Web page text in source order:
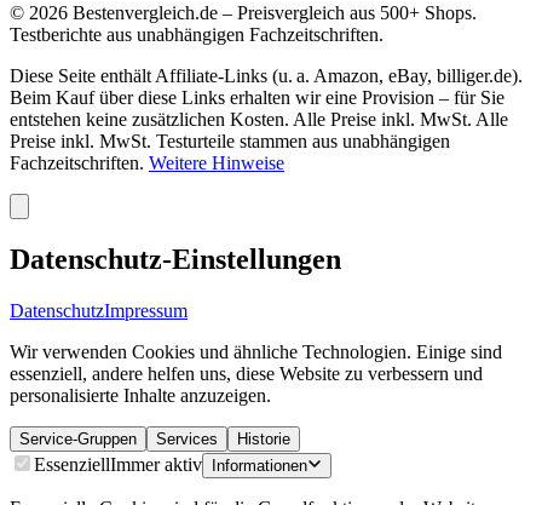
© 2026 Bestenvergleich.de – Preisvergleich aus 500+ Shops.
Testberichte aus unabhängigen Fachzeitschriften.
Diese Seite enthält Affiliate-Links (u. a. Amazon, eBay, billiger.de).
Beim Kauf über diese Links erhalten wir eine Provision – für Sie
entstehen keine zusätzlichen Kosten. Alle Preise inkl. MwSt. Alle
Preise inkl. MwSt. Testurteile stammen aus unabhängigen
Fachzeitschriften. Weitere Hinweise
Datenschutz-Einstellungen
DatenschutzImpressum
Wir verwenden Cookies und ähnliche Technologien. Einige sind
essenziell, andere helfen uns, diese Website zu verbessern und
personalisierte Inhalte anzuzeigen.
Service-Gruppen Services Historie
EssenziellImmer aktiv Informationen